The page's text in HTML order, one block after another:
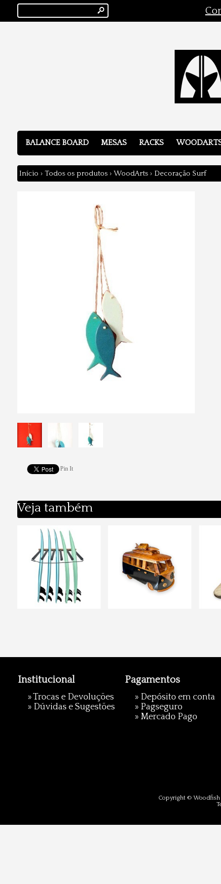
s
BALANCE BOARD MESAS RACKS
Início › Todos os produtos › WoodArts › Decoração Surf
Pin It
Veja também
Institucional
»Trocas e Devoluções
» Dúvidas e Sugestões
Pagamentos
» Depósito em conta
» Pagseguro
» Mercado Pago
Copyright © Woodfish